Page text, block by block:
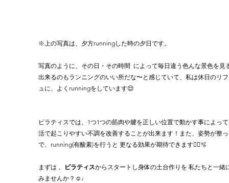
※上の写真は、夕方runningした時の夕日です。
写真のように、その日・その時間  によって毎日違う色んな景色を見
出来るのもランニングのいい所だな〜と感じていて、私は休日のリ
ュに、よくrunningをしています😌
ピラティスでは、1つ1つの筋肉や腱を正しい位置で動かす事によっ
活で起こりやすい不調を改善することが出来ます！また、姿勢が整
で、running(有酸素)を行うと 更なる効果が期待できます🤸‍♀️🫧
まずは 、 ピラティスからスタートし身体の土台作りを 私たちと一緒
みませんか？☺️♩